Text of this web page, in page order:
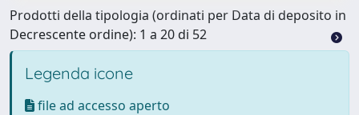
Prodotti della tipologia (ordinati per Data di deposito in
Decrescente ordine): 1 a 20 di 52
Legenda icone
file ad accesso aperto